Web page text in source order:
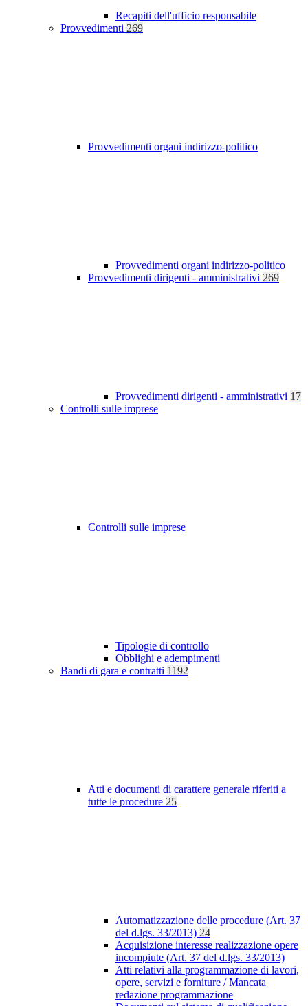
Recapiti dell'ufficio responsabile
Provvedimenti 269
Provvedimenti organi indirizzo-politico
Provvedimenti organi indirizzo-politico
Provvedimenti dirigenti - amministrativi 269
Provvedimenti dirigenti - amministrativi 17
Controlli sulle imprese
Controlli sulle imprese
Tipologie di controllo
Obblighi e adempimenti
Bandi di gara e contratti 1192
Atti e documenti di carattere generale riferiti a
tutte le procedure 25
Automatizzazione delle procedure (Art. 37
del d.lgs. 33/2013) 24
Acquisizione interesse realizzazione opere
incompiute (Art. 37 del d.lgs. 33/2013)
Atti relativi alla programmazione di lavori,
opere, servizi e forniture / Mancata
redazione programmazione